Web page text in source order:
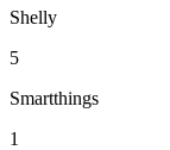
Shelly
5
Smartthings
1